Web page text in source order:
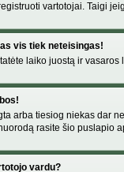
vartotojai. Taigi
vis tiek neteisingas!
laiko juostą ir
arba tiesiog niekas dar
rasite šio puslapio
vardu?